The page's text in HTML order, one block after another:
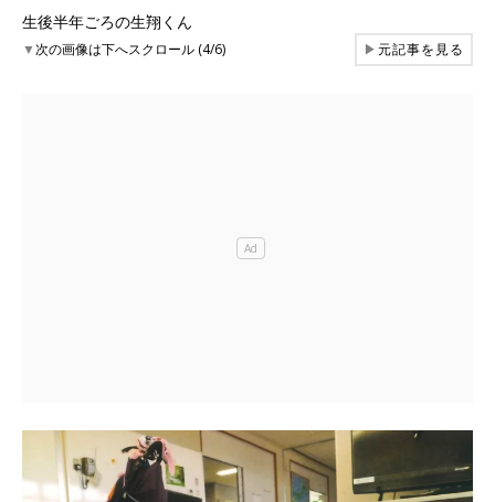
生後半年ごろの生翔くん
▼次の画像は下へスクロール (4/6) ▶元記事を見る